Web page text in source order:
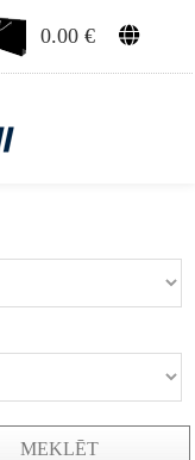
0.00€
MEKLĒT